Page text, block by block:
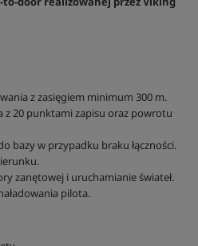
z zasięgiem minimum 300 m.
z 20 punktami zapisu oraz powrotu
bazy w przypadku braku łączności.
zanętowej i uruchamianie świateł.
pilota.